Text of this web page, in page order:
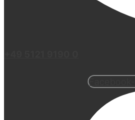
Facebook-f